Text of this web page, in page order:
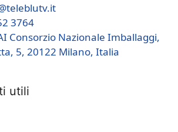
3764
Consorzio Nazionale Imballaggi,
5, 20122 Milano, Italia
utili